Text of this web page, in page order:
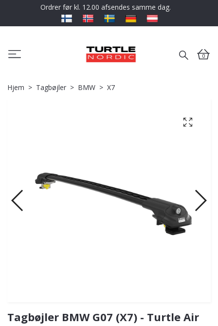
Ordrer før kl. 12.00 afsendes samme dag.
0
Hjem Tagbøjler BMW X7
Tagbøjler BMW G07 (X7) - Turtle Air